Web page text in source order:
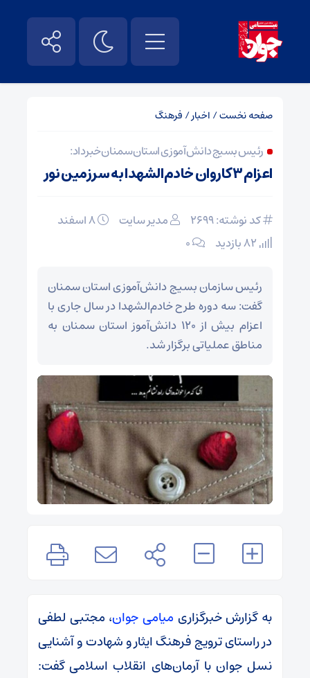
صفحه نخست/ اخبار/ فرهنگ
رئیس بسیج دانش‌آموزی استان سمنان خبر داد:
اعزام ۳ کاروان خادم‌الشهدا به سرزمین نور
کد نوشته: 2699 مدیر سایت
۰
رئیس سازمان بسیج دانش‌آموزی استان سمنان
گفت: سه دوره طرح خادم‌الشهدا در سال جاری با
اعزام بیش از ۱۲۰ دانش‌آموز استان سمنان به
مناطق عملیاتی برگزار شد.
به گزارش خبرگزاری میامی جوان، مجتبی لطفی
در راستای ترویج فرهنگ ایثار و شهادت و آشنایی
نسل جوان با آرمان‌های انقلاب اسلامی گفت: